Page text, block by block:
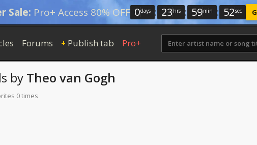
Sale: Pro+ Access 80% OFF 0days : 23 hrs : 59min : 52sec
Forums + Publish tab Pro+
by Theo van Gogh
0 times